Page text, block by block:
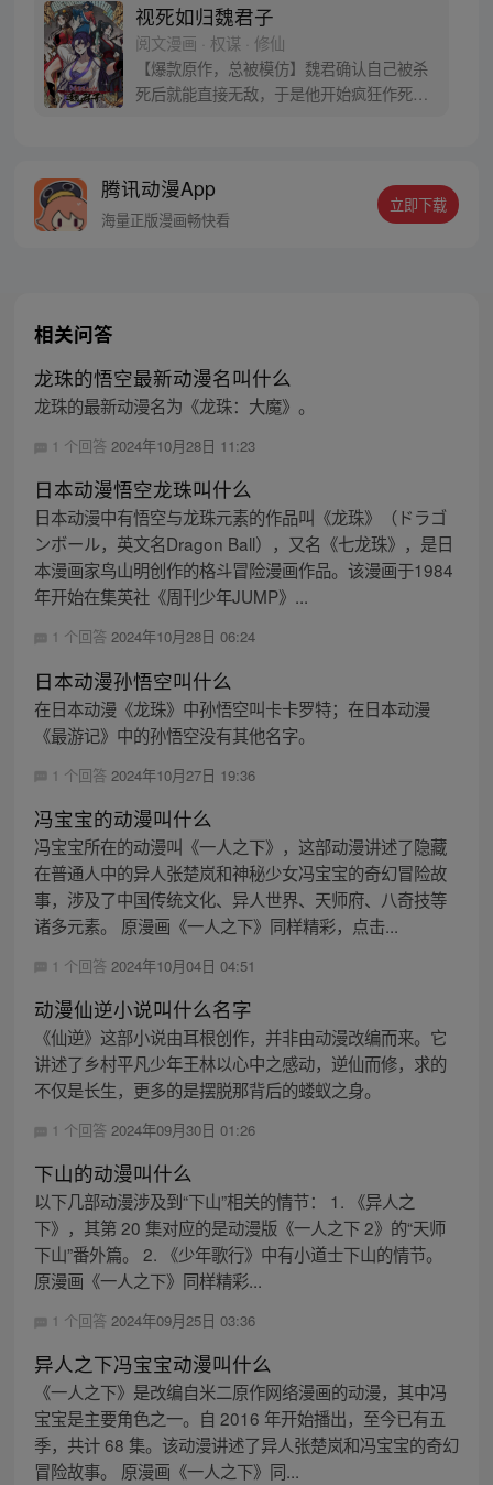
视死如归魏君子
阅文漫画 · 权谋 · 修仙
【爆款原作，总被模仿】魏君确认自己被杀
死后就能直接无敌，于是他开始疯狂作死。
他一世周全。 他替天煞孤星女神捕撑腰，神
捕表示这辈子只能以身相许。魏君：别闹！
腾讯动漫App
海量正版漫画畅快看
立即下载
相关问答
龙珠的悟空最新动漫名叫什么
龙珠的最新动漫名为《龙珠：大魔》。
1 个回答 2024年10月28日 11:23
日本动漫悟空龙珠叫什么
日本动漫中有悟空与龙珠元素的作品叫《龙珠》（ドラゴ
ンボール，英文名Dragon Ball），又名《七龙珠》，是日
本漫画家鸟山明创作的格斗冒险漫画作品。该漫画于1984
年开始在集英社《周刊少年JUMP》...
1 个回答 2024年10月28日 06:24
日本动漫孙悟空叫什么
在日本动漫《龙珠》中孙悟空叫卡卡罗特；在日本动漫
《最游记》中的孙悟空没有其他名字。
1 个回答 2024年10月27日 19:36
冯宝宝的动漫叫什么
冯宝宝所在的动漫叫《一人之下》，这部动漫讲述了隐藏
在普通人中的异人张楚岚和神秘少女冯宝宝的奇幻冒险故
事，涉及了中国传统文化、异人世界、天师府、八奇技等
诸多元素。 原漫画《一人之下》同样精彩，点击...
1 个回答 2024年10月04日 04:51
动漫仙逆小说叫什么名字
《仙逆》这部小说由耳根创作，并非由动漫改编而来。它
讲述了乡村平凡少年王林以心中之感动，逆仙而修，求的
不仅是长生，更多的是摆脱那背后的蝼蚁之身。
1 个回答 2024年09月30日 01:26
下山的动漫叫什么
以下几部动漫涉及到“下山”相关的情节： 1. 《异人之
下》，其第 20 集对应的是动漫版《一人之下 2》的“天师
下山”番外篇。 2. 《少年歌行》中有小道士下山的情节。
原漫画《一人之下》同样精彩...
1 个回答 2024年09月25日 03:36
异人之下冯宝宝动漫叫什么
《一人之下》是改编自米二原作网络漫画的动漫，其中冯
宝宝是主要角色之一。自 2016 年开始播出，至今已有五
季，共计 68 集。该动漫讲述了异人张楚岚和冯宝宝的奇幻
冒险故事。 原漫画《一人之下》同...